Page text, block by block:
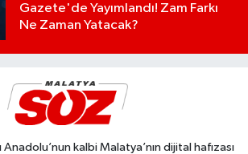
Gazete'de Yayımlandı! Zam Farkı
Ne Zaman Yatacak?
kalbi Malatya’nın dijital hafızası